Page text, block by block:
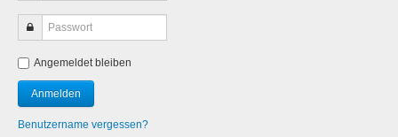
Angemeldet bleiben
Benutzername vergessen?